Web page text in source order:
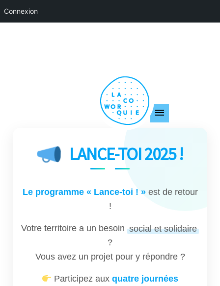
LANCE-TOI 2025 !
Le programme « Lance-toi ! »est de retour
!
Votre territoire a un besoinsocial et solidaire
?
Vous avez un projet pour y répondre ?
Participez auxquatre journées
Connexion